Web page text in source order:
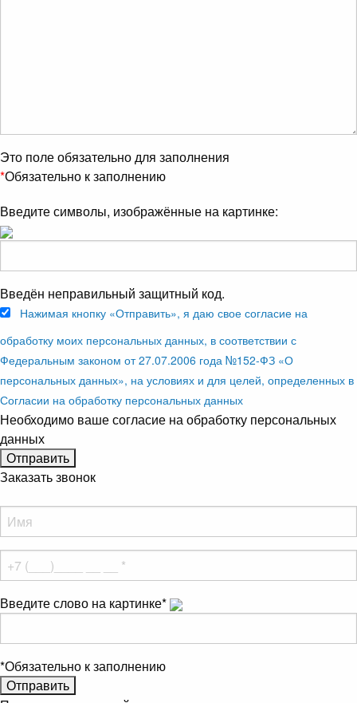
Это поле обязательно для заполнения
*Обязательно к заполнению
Введите символы, изображённые на картинке:
Введён неправильный защитный код.
Нажимая кнопку «Отправить», я даю свое согласие на
обработку моих персональных данных, в соответствии с
Федеральным законом от 27.07.2006 года №152-ФЗ «О
персональных данных», на условиях и для целей, определенных в
Согласии на обработку персональных данных
Необходимо ваше согласие на обработку персональных
данных
Заказать звонок
Введите слово на картинке*
*Обязательно к заполнению